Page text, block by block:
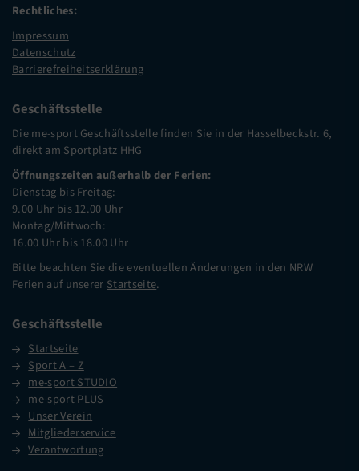
Rechtliches:
Impressum
Datenschutz
Barrierefreiheitserklärung
Geschäftsstelle
Die me-sport Geschäftsstelle finden Sie in der Hasselbeckstr. 6,
direkt am Sportplatz HHG
Öffnungszeiten außerhalb der Ferien:
Dienstag bis Freitag:
9.00 Uhr bis 12.00 Uhr
Montag/Mittwoch:
16.00 Uhr bis 18.00 Uhr
Bitte beachten Sie die eventuellen Änderungen in den NRW
Ferien auf unserer Startseite.
Geschäftsstelle
Startseite
Sport A – Z
me-sport STUDIO
me-sport PLUS
Unser Verein
Mitgliederservice
Verantwortung